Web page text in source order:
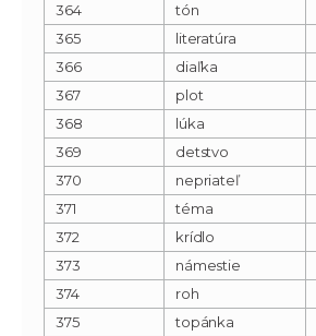
364
tón
365
literatúra
366
diaľka
367
plot
368
lúka
369
detstvo
370
nepriateľ
371
téma
372
krídlo
373
námestie
374
roh
375
topánka